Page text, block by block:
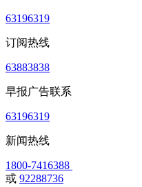
63196319
订阅热线
63883838
早报广告联系
63196319
新闻热线
1800-7416388
或 92288736